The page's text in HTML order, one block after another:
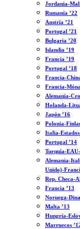
Jordania-
Rumanía ’22
Austria ’21
Portugal ’21
Bulgaria ’20
Islandia ’19
Francia ’19
Portugal ’18
Francia-
Francia-
Alemania-
Holanda-
Japón ’16
Polonia-
Italia-Estados
Portugal ’14
Turquía-
Alemania-
Unido)-
Rep. Checa-
Francia ’13
Noruega-
Malta ’13
Hungría-
Marruecos